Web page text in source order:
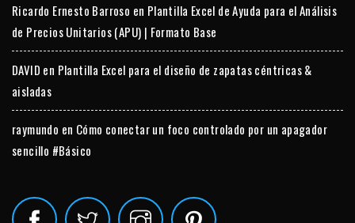
Ricardo Ernesto Barroso en Plantilla Excel de Ayuda para el Análisis
de Precios Unitarios (APU) | Formato Base
DAVID en Plantilla Excel para el diseño de zapatas céntricas &
aisladas
raymundo en Cómo conectar un foco controlado por un apagador
sencillo #Básico